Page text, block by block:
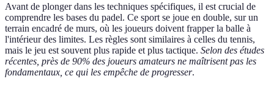
Avant de plonger dans les techniques spécifiques, il est crucial de
comprendre les bases du padel. Ce sport se joue en double, sur un
terrain encadré de murs, où les joueurs doivent frapper la balle à
l'intérieur des limites. Les règles sont similaires à celles du tennis,
mais le jeu est souvent plus rapide et plus tactique. Selon des études
récentes, près de 90% des joueurs amateurs ne maîtrisent pas les
fondamentaux, ce qui les empêche de progresser.